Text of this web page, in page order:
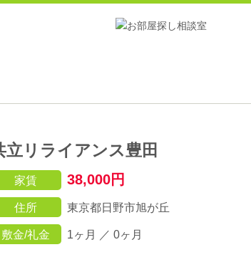
立リライアンス豊田
家賃 38,000円
住所 東京都日野市旭が丘
敷金/礼金 1ヶ月 ／ 0ヶ月